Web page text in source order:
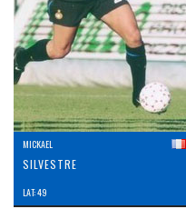
MICKAEL
SILVESTRE
LAT: 49